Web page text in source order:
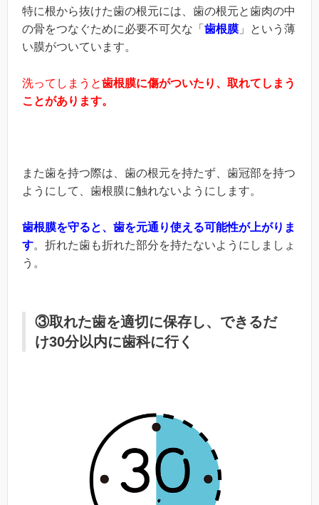
特に根から抜けた歯の根元には、歯の根元と歯肉の中
の骨をつなぐために必要不可欠な「 歯根膜 」という薄
い膜がついています。
洗ってしまうと歯根膜に傷がついたり、取れてしまう
ことがあります。
また歯を持つ際は、歯の根元を持たず、歯冠部を持つ
ようにして、歯根膜に触れないようにします。
歯根膜を守ると、歯を元通り使える可能性が上がりま
す。折れた歯も折れた部分を持たないようにしましょ
う。
③取れた歯を適切に保存し、できるだ
け30分以内に歯科に行く